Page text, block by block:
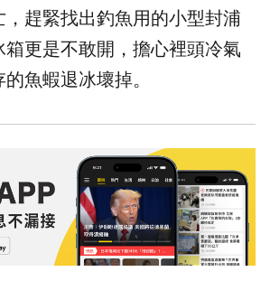
趕緊找出釣魚用的小型封浦
更是不敢開，擔心裡頭冷氣
魚蝦退冰壞掉。